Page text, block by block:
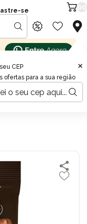
CEP
ofertas para a sua região
×
se
para Cães